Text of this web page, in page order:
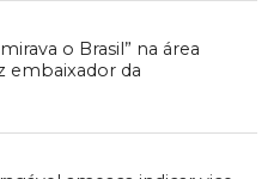
o Brasil” na área
embaixador da